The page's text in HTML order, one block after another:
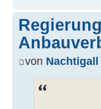
von Nachtigall